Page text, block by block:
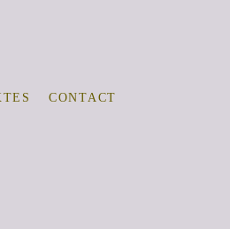
CONTACT